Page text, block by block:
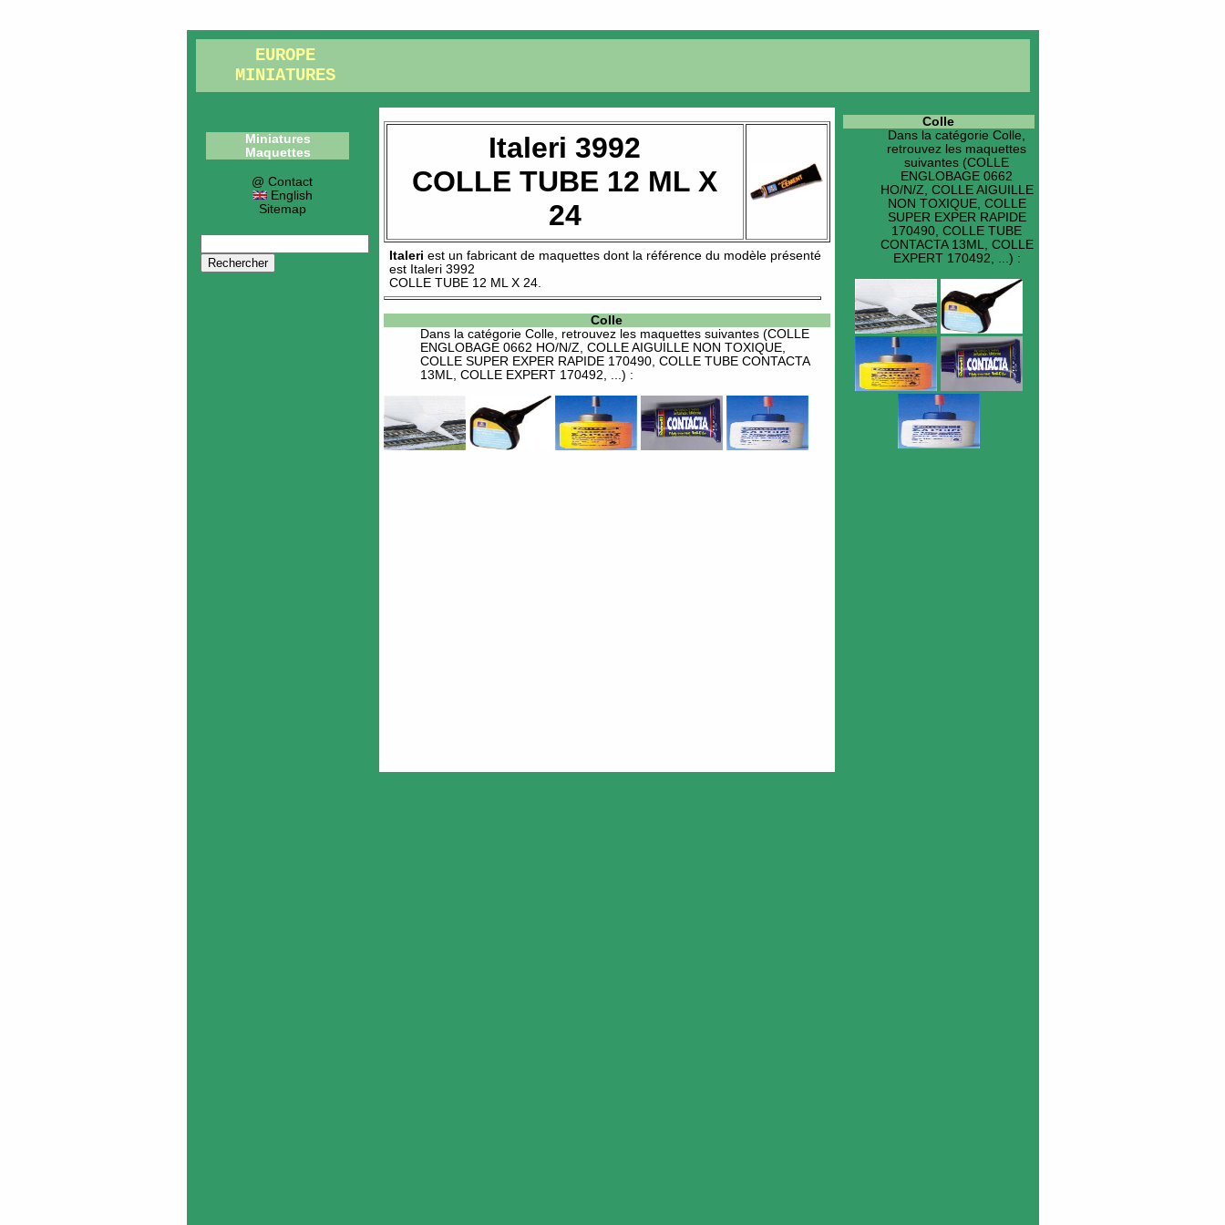
EUROPE
MINIATURES
Miniatures
Maquettes
@ Contact
English
Sitemap
Italeri 3992
COLLE TUBE 12 ML X
24
Italeri est un fabricant de maquettes dont la référence du modèle présenté
est Italeri 3992
COLLE TUBE 12 ML X 24
Colle
Dans la catégorie Colle, retrouvez les maquettes suivantes (COLLE
ENGLOBAGE 0662 HO/N/Z, COLLE AIGUILLE NON TOXIQUE,
COLLE SUPER EXPER RAPIDE 170490, COLLE TUBE CONTACTA
13ML, COLLE EXPERT 170492, ...) :
Colle
Dans la catégorie Colle,
retrouvez les maquettes
suivantes (COLLE
ENGLOBAGE 0662
HO/N/Z, COLLE AIGUILLE
NON TOXIQUE, COLLE
SUPER EXPER RAPIDE
170490, COLLE TUBE
CONTACTA 13ML, COLLE
EXPERT 170492, ...) :